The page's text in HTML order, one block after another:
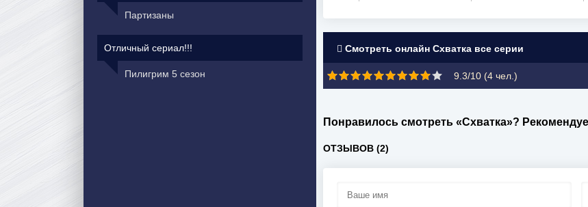
Смотреть онлайн Схватка все серии
9.3/10 (4 чел.)
Понравилось смотреть «Схватка»?
ОТЗЫВОВ (2)
Партизаны
Отличный сериал!!!
Пилигрим 5 сезон